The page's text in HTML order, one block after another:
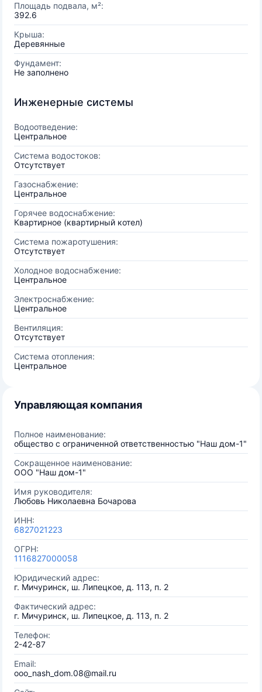
Площадь подвала, м²:
392.6
Крыша:
Деревянные
Фундамент:
Не заполнено
Инженерные системы
Водоотведение:
Центральное
Система водостоков:
Отсутствует
Газоснабжение:
Центральное
Горячее водоснабжение:
Квартирное (квартирный котел)
Система пожаротушения:
Отсутствует
Холодное водоснабжение:
Центральное
Электроснабжение:
Центральное
Вентиляция:
Отсутствует
Система отопления:
Центральное
Управляющая компания
Полное наименование:
общество с ограниченной ответственностью "Наш дом-1"
Сокращенное наименование:
ООО "Наш дом-1"
Имя руководителя:
Любовь Николаевна Бочарова
ИНН:
6827021223
ОГРН:
1116827000058
Юридический адрес:
г. Мичуринск, ш. Липецкое, д. 113, п. 2
Фактический адрес:
г. Мичуринск, ш. Липецкое, д. 113, п. 2
Телефон:
2-42-87
Email:
ooo_nash_dom.08@mail.ru